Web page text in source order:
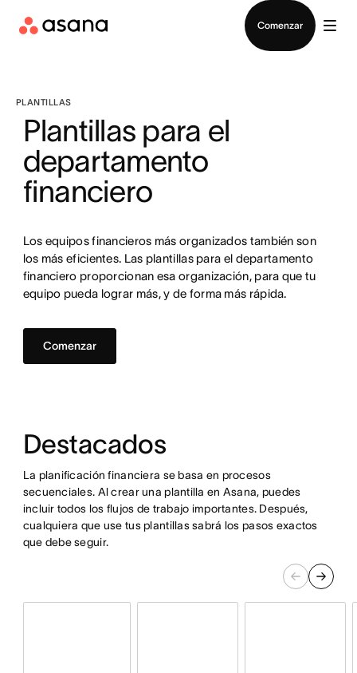
Comenzar
PLANTILLAS
Plantillas para el
departamento
financiero
Los equipos financieros más organizados también son
los más eficientes. Las plantillas para el departamento
financiero proporcionan esa organización, para que tu
equipo pueda lograr más, y de forma más rápida.
Comenzar
Destacados
La planificación financiera se basa en procesos
secuenciales. Al crear una plantilla en Asana, puedes
incluir todos los flujos de trabajo importantes. Después,
cualquiera que use tus plantillas sabrá los pasos exactos
que debe seguir.